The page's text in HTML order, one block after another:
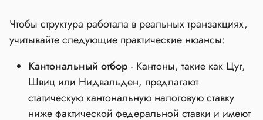
Чтобы структура работала в реальных транзакциях,
учитывайте следующие практические нюансы:
Кантональный отбор - Кантоны, такие как Цуг,
Швиц или Нидвальден, предлагают
статическую кантональную налоговую ставку
ниже фактической федеральной ставки и имеют